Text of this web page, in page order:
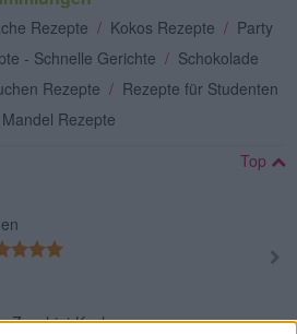
Rezepte / Kokos Rezepte / Party
- Schnelle Gerichte / Schokolade
Rezepte / Rezepte für Studenten
Mandel Rezepte
Top
Zucchini-Kuchen